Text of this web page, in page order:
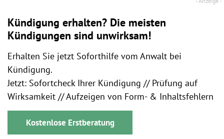
Kündigung erhalten? Die meisten
Kündigungen sind unwirksam!
Erhalten Sie jetzt Soforthilfe vom Anwalt bei
Kündigung.
Jetzt: Sofortcheck Ihrer Kündigung // Prüfung auf
Wirksamkeit // Aufzeigen von Form- & Inhaltsfehlern
Kostenlose Erstberatung